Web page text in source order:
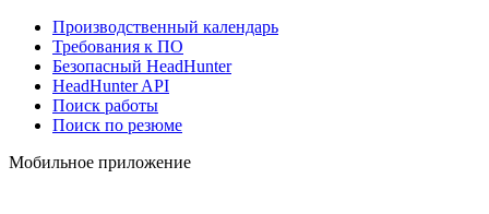
Производственный календарь
Требования к ПО
Безопасный HeadHunter
HeadHunter API
Поиск работы
Поиск по резюме
Мобильное приложение